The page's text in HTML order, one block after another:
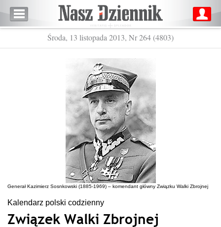
Środa, 13 listopada 2013, Nr 264 (4803)
Generał Kazimierz Sosnkowski (1885-1969) – komendant główny Związku Walki Zbrojnej
Kalendarz polski codzienny
Związek Walki Zbrojnej